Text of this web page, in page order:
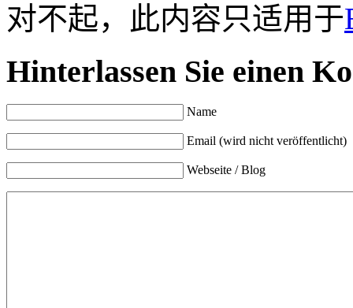
对不起，此内容只适用于
Hinterlassen Sie einen
Name
Email (wird nicht veröffentlicht)
Webseite / Blog